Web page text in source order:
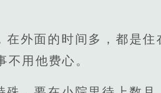
在外面的时间多，都是
不用他费心。